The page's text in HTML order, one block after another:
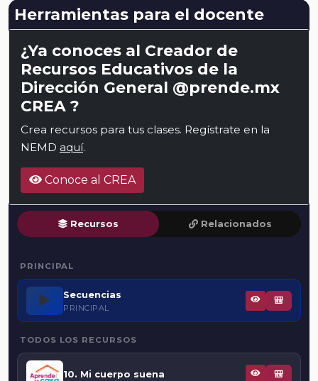
Herramientas para el docente
¿Ya conoces al Creador de
Recursos Educativos de la
Dirección General @prende.mx
CREA ?
Crea recursos para tus clases. Regístrate en la
NEMD aquí.
Conoce al CREA
Recursos Relacionados
PRINCIPAL
▶️ Secuencias
PRINCIPAL
🎒
TODOS LOS RECURSOS
10. Mi cuerpo suena 🎒